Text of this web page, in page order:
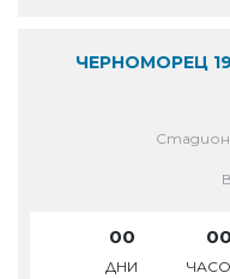
ЧЕРНОМОРЕЦ
00
ДНИ
00